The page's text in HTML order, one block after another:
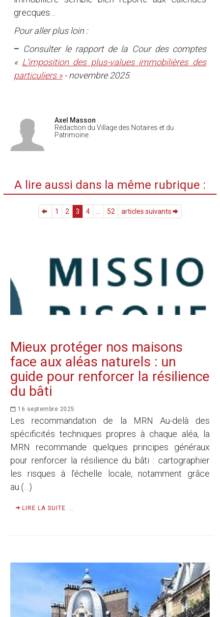
grecques…
Pour aller plus loin :
– Consulter le rapport de la Cour des comptes
« L’imposition des plus-values immobilières des
particuliers »- novembre 2025.
Axel Masson
Rédaction du Village des Notaires et du
Patrimoine
A lire aussi dans la même rubrique :
1 2 3 4 52 articles suivants
Mieux protéger nos maisons
face aux aléas naturels : un
guide pour renforcer la résilience
du bâti
16 septembre 2025
Les recommandation de la MRN Au-delà des
spécificités techniques propres à chaque aléa, la
MRN recommande quelques principes généraux
pour renforcer la résilience du bâti : cartographier
les risques à l’échelle locale, notamment grâce
au (…)
LIRE LA SUITE ...